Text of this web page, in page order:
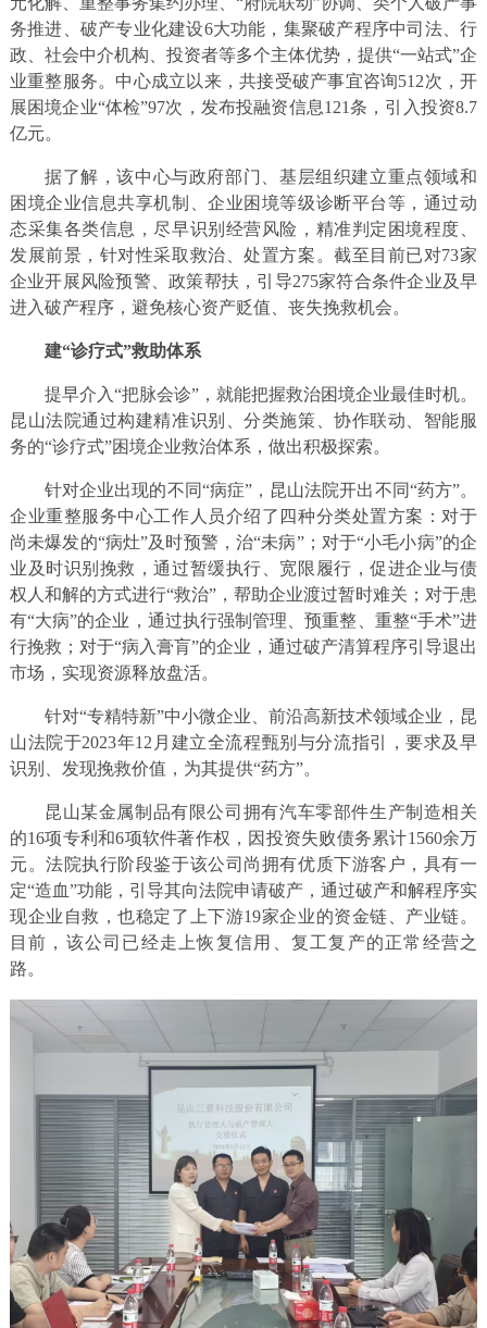
务推进、破产专业化建设6大功能，集聚破产程序中司法、行
政、社会中介机构、投资者等多个主体优势，提供“一站式”企
业重整服务。中心成立以来，共接受破产事宜咨询512次，开
展困境企业“体检”97次，发布投融资信息121条，引入投资8.7
亿元。
据了解，该中心与政府部门、基层组织建立重点领域和
困境企业信息共享机制、企业困境等级诊断平台等，通过动
态采集各类信息，尽早识别经营风险，精准判定困境程度、
发展前景，针对性采取救治、处置方案。截至目前已对73家
企业开展风险预警、政策帮扶，引导275家符合条件企业及早
进入破产程序，避免核心资产贬值、丧失挽救机会。
建“诊疗式”救助体系
提早介入“把脉会诊”，就能把握救治困境企业最佳时机。
昆山法院通过构建精准识别、分类施策、协作联动、智能服
务的“诊疗式”困境企业救治体系，做出积极探索。
针对企业出现的不同“病症”，昆山法院开出不同“药方”。
企业重整服务中心工作人员介绍了四种分类处置方案：对于
尚未爆发的“病灶”及时预警，治“未病”；对于“小毛小病”的企
业及时识别挽救，通过暂缓执行、宽限履行，促进企业与债
权人和解的方式进行“救治”，帮助企业渡过暂时难关；对于患
有“大病”的企业，通过执行强制管理、预重整、重整“手术”进
行挽救；对于“病入膏肓”的企业，通过破产清算程序引导退出
市场，实现资源释放盘活。
针对“专精特新”中小微企业、前沿高新技术领域企业，昆
山法院于2023年12月建立全流程甄别与分流指引，要求及早
识别、发现挽救价值，为其提供“药方”。
昆山某金属制品有限公司拥有汽车零部件生产制造相关
的16项专利和6项软件著作权，因投资失败债务累计1560余万
元。法院执行阶段鉴于该公司尚拥有优质下游客户，具有一
定“造血”功能，引导其向法院申请破产，通过破产和解程序实
现企业自救，也稳定了上下游19家企业的资金链、产业链。
目前，该公司已经走上恢复信用、复工复产的正常经营之
路。